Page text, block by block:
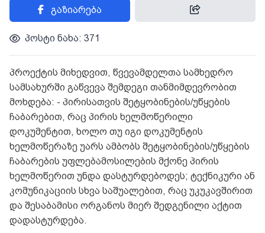
გაზიარება
პოსტი ნახა: 371
პროექტის მიხედვით, წვევამდელთა სამხედრო
სამსახურში გაწვევა შემდეგი თანმიმდევრობით
მოხდება: - პირისათვის შეტყობინების/უწყების
ჩაბარებით, რაც პირის ხელმოწერილი
დოკუმენტით, ხოლო თუ იგი დოკუმენტის
ხელმოწერაზე უარს ამბობს შეტყობინების/უწყების
ჩაბარების უფლებამოსილების მქონე პირის
ხელმოწერით უნდა დასტურდებოდეს; ტექნიკური ან
კომუნიკაციის სხვა საშუალებით, რაც უკუკავშირით
და შესაბამისი ორგანოს მიერ შედგენილი აქტით
დადასტურდება.